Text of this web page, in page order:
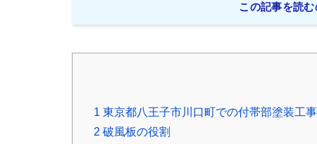
この記事を読む
1 東京都八王子市川口町での付帯部塗装工
2 破風板の役割